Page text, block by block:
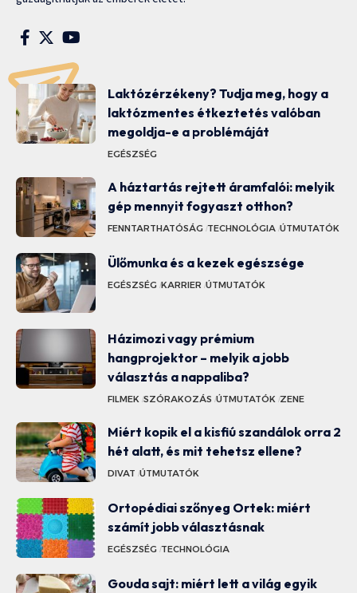
Laktózérzékeny? Tudja meg, hogy a
laktózmentes étkeztetés valóban
megoldja-e a problémáját
EGÉSZSÉG
A háztartás rejtett áramfalói: melyik
gép mennyit fogyaszt otthon?
FENNTARTHATÓSÁG TECHNOLÓGIA ÚTMUTATÓK
Ülőmunka és a kezek egészsége
EGÉSZSÉG KARRIER ÚTMUTATÓK
Házimozi vagy prémium
hangprojektor – melyik a jobb
választás a nappaliba?
FILMEK SZÓRAKOZÁS ÚTMUTATÓK ZENE
Miért kopik el a kisfiú szandálok orra 2
hét alatt, és mit tehetsz ellene?
DIVAT ÚTMUTATÓK
Ortopédiai szőnyeg Ortek: miért
számít jobb választásnak
EGÉSZSÉG TECHNOLÓGIA
Gouda sajt: miért lett a világ egyik